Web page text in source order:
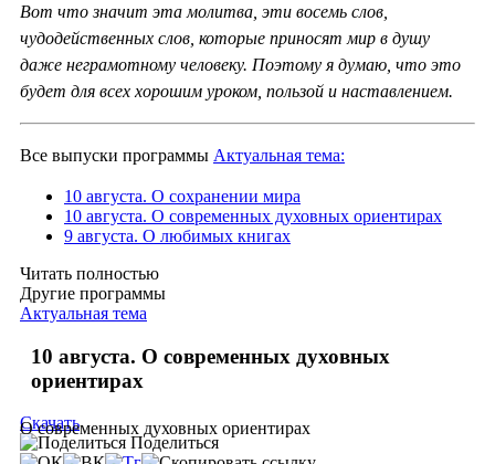
Вот что значит эта молитва, эти восемь слов,
чудодейственных слов, которые приносят мир в душу
даже неграмотному человеку. Поэтому я думаю, что это
будет для всех хорошим уроком, пользой и наставлением.
Все выпуски программы Актуальная тема:
10 августа. О сохранении мира
10 августа. О современных духовных ориентирах
9 августа. О любимых книгах
Читать полностью
Другие программы
Актуальная тема
10 августа. О современных духовных
ориентирах
О современных духовных ориентирах
Скачать
Поделиться